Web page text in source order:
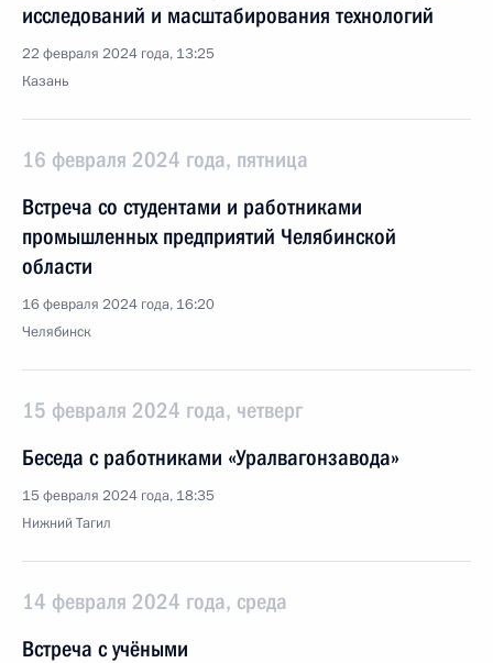
исследований и масштабирования технологий
22 февраля 2024 года, 13:25
Казань
16 февраля 2024 года, пятница
Встреча со студентами и работниками
промышленных предприятий Челябинской
области
16 февраля 2024 года, 16:20
Челябинск
15 февраля 2024 года, четверг
Беседа с работниками «Уралвагонзавода»
15 февраля 2024 года, 18:35
Нижний Тагил
14 февраля 2024 года, среда
Встреча с учёными